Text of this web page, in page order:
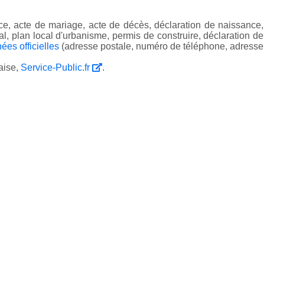
acte de mariage, acte de décès, déclaration de naissance,
plan local d'urbanisme, permis de construire, déclaration de
officielles (adresse postale, numéro de téléphone, adresse
Service-Public.fr .